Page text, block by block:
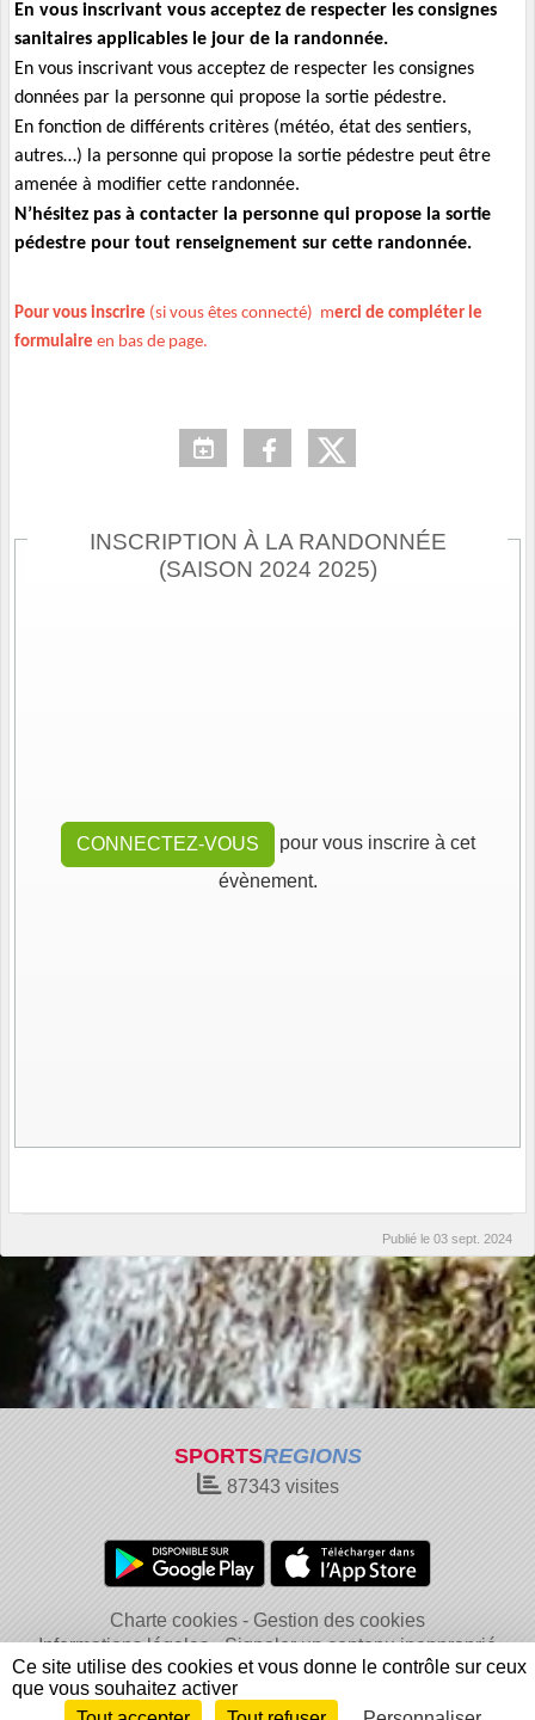
En vous inscrivant vous acceptez de respecter les consignes
sanitaires applicables le jour de la randonnée.
En vous inscrivant vous acceptez de respecter les consignes
données par la personne qui propose la sortie pédestre.
En fonction de différents critères (météo, état des sentiers,
autres…) la personne qui propose la sortie pédestre peut être
amenée à modifier cette randonnée.
N’hésitez pas à contacter la personne qui propose la sortie
pédestre pour tout renseignement sur cette randonnée.
Pour vous inscrire (si vous êtes connecté) merci de compléter le
formulaire en bas de page.
INSCRIPTION À LA RANDONNÉE
(SAISON 2024 2025)
CONNECTEZ-VOUS
pour vous inscrire à cet
évènement.
Publié le 03 sept. 2024
SPORTSREGIONS
87343visites
Charte cookies
Gestion des cookies
Informations légales
Signaler un contenu inapproprié
Ce site utilise des cookies et vous donne le contrôle sur ceux
que vous souhaitez activer